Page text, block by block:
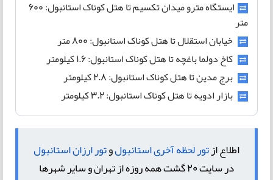
ایستگاه مترو میدان تکسیم تا هتل کوناک استانبول: ۶۰۰
متر
خیابان استقلال تا هتل کوناک استانبول: ۸۰۰ متر
کاخ دولما باغچه تا هتل کوناک استانبول: ۱.۶ کیلومتر
برج مدین تا هتل کوناک استانبول: ۲.۸ کیلومتر
بازار ادویه تا هتل کوناک استانبول: ۳.۲ کیلومتر
اطلاع ازتور لحظه آخری استانبولوتور ارزان استانبول
در سایت 20 گشت همه روزه از تهران و سایر شهرها